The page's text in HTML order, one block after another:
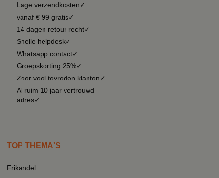
Lage verzendkosten✓
vanaf € 99 gratis✓
14 dagen retour recht✓
Snelle helpdesk✓
Whatsapp contact✓
Groepskorting 25%✓
Zeer veel tevreden klanten✓
Al ruim 10 jaar vertrouwd
adres✓
TOP THEMA'S
Frikandel